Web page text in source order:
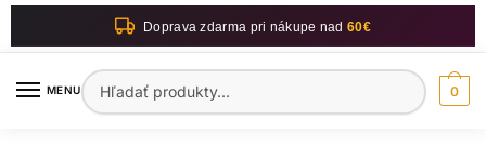
Skip
Skip
Doprava zdarma pri nákupe nad60€
MENUHľadať:
0